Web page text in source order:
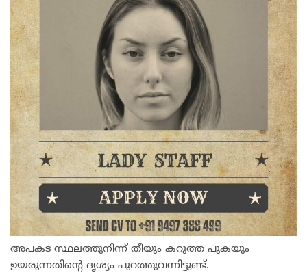
അപകട സ്ഥലത്തുനിന്ന് തീയും കറുത്ത പുകയും
ഉയരുന്നതിന്‍റെ ദൃശ്യം പുറത്തുവന്നിട്ടുണ്ട്.